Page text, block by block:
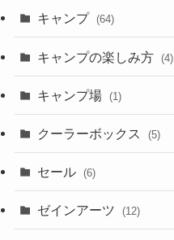
キャンプ (64)
キャンプの楽しみ方 (4)
キャンプ場 (1)
クーラーボックス (5)
セール (6)
ゼインアーツ (12)